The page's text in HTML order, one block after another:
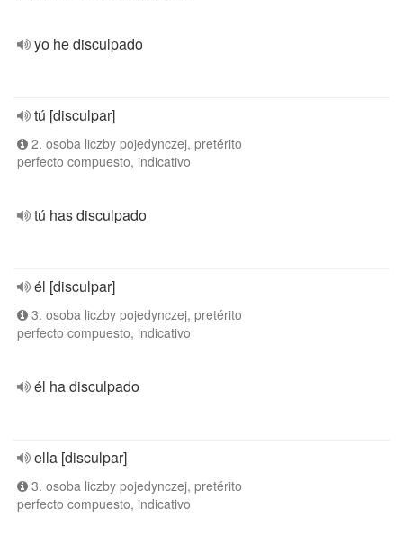
yo he disculpado
tú [disculpar]
2. osoba liczby pojedynczej, pretérito
perfecto compuesto, indicativo
tú has disculpado
él [disculpar]
3. osoba liczby pojedynczej, pretérito
perfecto compuesto, indicativo
él ha disculpado
ella [disculpar]
3. osoba liczby pojedynczej, pretérito
perfecto compuesto, indicativo